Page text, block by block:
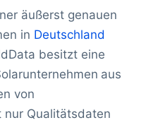
äußerst genauen
in Deutschland
besitzt eine
aus
von
nur Qualitätsdaten